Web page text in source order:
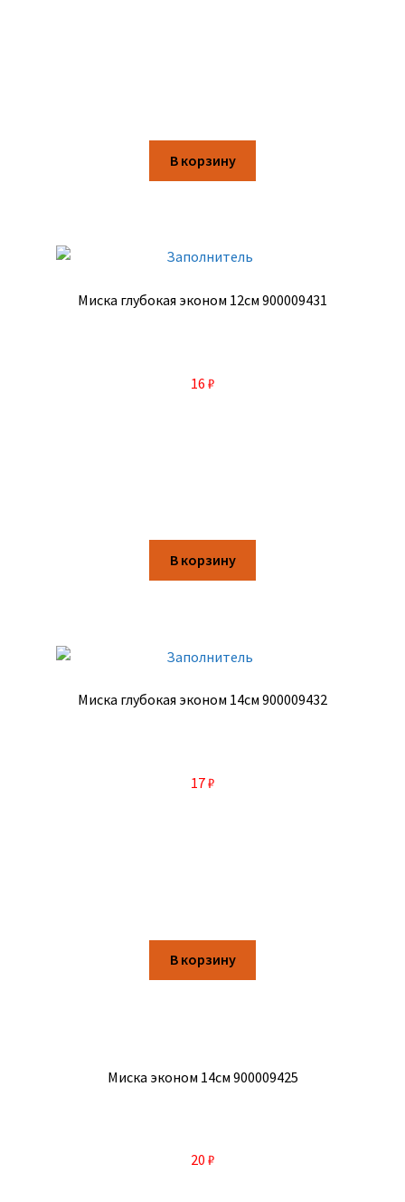
В корзину
Миска глубокая эконом 12см 900009431
16 ₽
В корзину
Миска глубокая эконом 14см 900009432
17₽
В корзину
Миска эконом 14см 900009425
20 ₽